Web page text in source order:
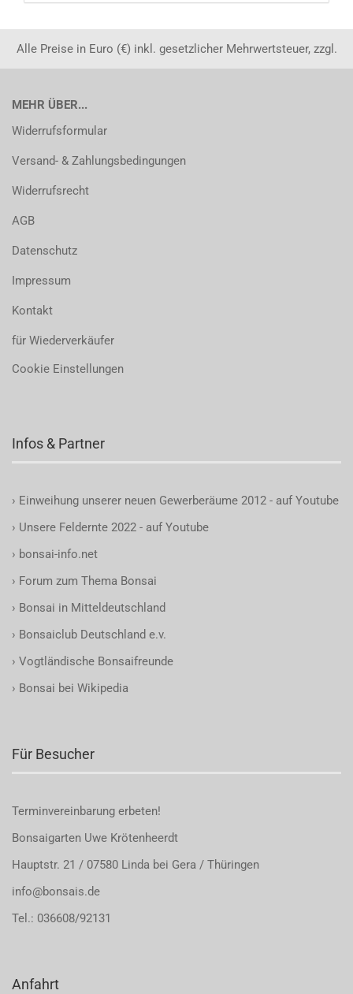
Alle Preise in Euro (€) inkl. gesetzlicher Mehrwertsteuer, zzgl.
MEHR ÜBER...
Widerrufsformular
Versand- & Zahlungsbedingungen
Widerrufsrecht
AGB
Datenschutz
Impressum
Kontakt
für Wiederverkäufer
Cookie Einstellungen
Infos & Partner
› Einweihung unserer neuen Gewerberäume 2012 - auf Youtube
› Unsere Feldernte 2022 - auf Youtube
› bonsai-info.net
› Forum zum Thema Bonsai
› Bonsai in Mitteldeutschland
› Bonsaiclub Deutschland e.v.
› Vogtländische Bonsaifreunde
› Bonsai bei Wikipedia
Für Besucher
Terminvereinbarung erbeten!
Bonsaigarten Uwe Krötenheerdt
Hauptstr. 21 / 07580 Linda bei Gera / Thüringen
info@bonsais.de
Tel.: 036608/92131
Anfahrt